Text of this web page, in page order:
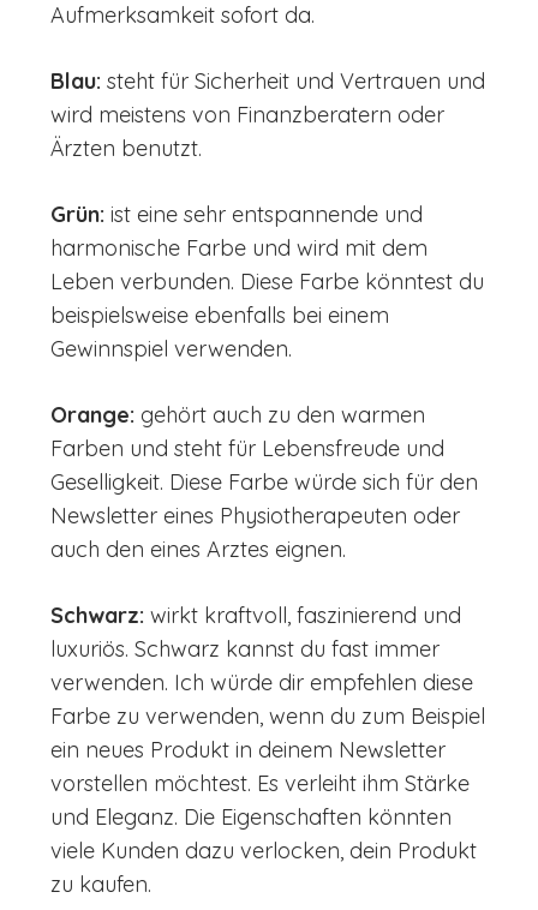
Aufmerksamkeit sofort da.
Blau: steht für Sicherheit und Vertrauen und
wird meistens von Finanzberatern oder
Ärzten benutzt.
Grün: ist eine sehr entspannende und
harmonische Farbe und wird mit dem
Leben verbunden. Diese Farbe könntest du
beispielsweise ebenfalls bei einem
Gewinnspiel verwenden.
Orange: gehört auch zu den warmen
Farben und steht für Lebensfreude und
Geselligkeit. Diese Farbe würde sich für den
Newsletter eines Physiotherapeuten oder
auch den eines Arztes eignen.
Schwarz: wirkt kraftvoll, faszinierend und
luxuriös. Schwarz kannst du fast immer
verwenden. Ich würde dir empfehlen diese
Farbe zu verwenden, wenn du zum Beispiel
ein neues Produkt in deinem Newsletter
vorstellen möchtest. Es verleiht ihm Stärke
und Eleganz. Die Eigenschaften könnten
viele Kunden dazu verlocken, dein Produkt
zu kaufen.